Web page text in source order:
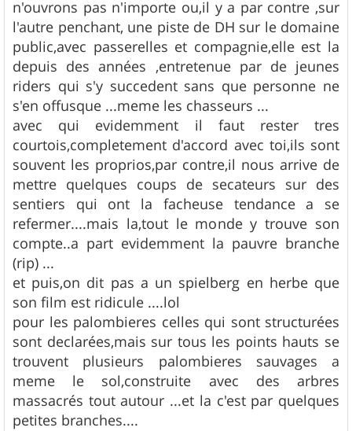
n'ouvrons pas n'importe ou,il y a par contre ,sur
l'autre penchant, une piste de DH sur le domaine
public,avec passerelles et compagnie,elle est la
depuis des années ,entretenue par de jeunes
riders qui s'y succedent sans que personne ne
s'en offusque ...meme les chasseurs ...
avec qui evidemment il faut rester tres
courtois,completement d'accord avec toi,ils sont
souvent les proprios,par contre,il nous arrive de
mettre quelques coups de secateurs sur des
sentiers qui ont la facheuse tendance a se
refermer....mais la,tout le monde y trouve son
compte..a part evidemment la pauvre branche
(rip) ...
et puis,on dit pas a un spielberg en herbe que
son film est ridicule ....lol
pour les palombieres celles qui sont structurées
sont declarées,mais sur tous les points hauts se
trouvent plusieurs palombieres sauvages a
meme le sol,construite avec des arbres
massacrés tout autour ...et la c'est par quelques
petites branches....